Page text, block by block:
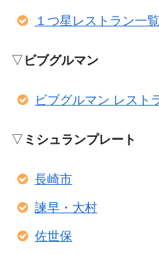
１つ星レストラン一覧
▽ ビブグルマン
ビブグルマン レスト
▽ ミシュランプレート
長崎市
諫早・大村
佐世保